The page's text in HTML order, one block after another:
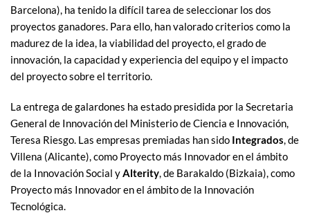
Barcelona), ha tenido la difícil tarea de seleccionar los dos
proyectos ganadores. Para ello, han valorado criterios como la
madurez de la idea, la viabilidad del proyecto, el grado de
innovación, la capacidad y experiencia del equipo y el impacto
del proyecto sobre el territorio.
La entrega de galardones ha estado presidida por la Secretaria
General de Innovación del Ministerio de Ciencia e Innovación,
Teresa Riesgo. Las empresas premiadas han sido Integrados, de
Villena (Alicante), como Proyecto más Innovador en el ámbito
de la Innovación Social yAlterity, de Barakaldo (Bizkaia), como
Proyecto más Innovador en el ámbito de la Innovación
Tecnológica.